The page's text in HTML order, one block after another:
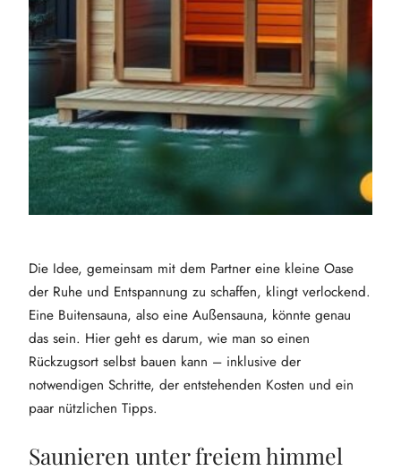
Die Idee, gemeinsam mit dem Partner eine kleine Oase
der Ruhe und Entspannung zu schaffen, klingt verlockend.
Eine Buitensauna, also eine Außensauna, könnte genau
das sein. Hier geht es darum, wie man so einen
Rückzugsort selbst bauen kann – inklusive der
notwendigen Schritte, der entstehenden Kosten und ein
paar nützlichen Tipps.
Saunieren unter freiem himmel